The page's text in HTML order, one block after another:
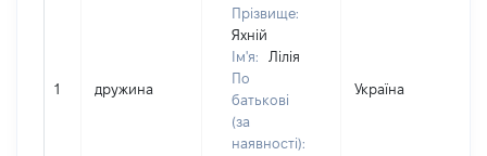
1 дружина
Прізвище:
Яхній
Ім'я:
Лілія
По
батькові
(за
наявності):
Україна